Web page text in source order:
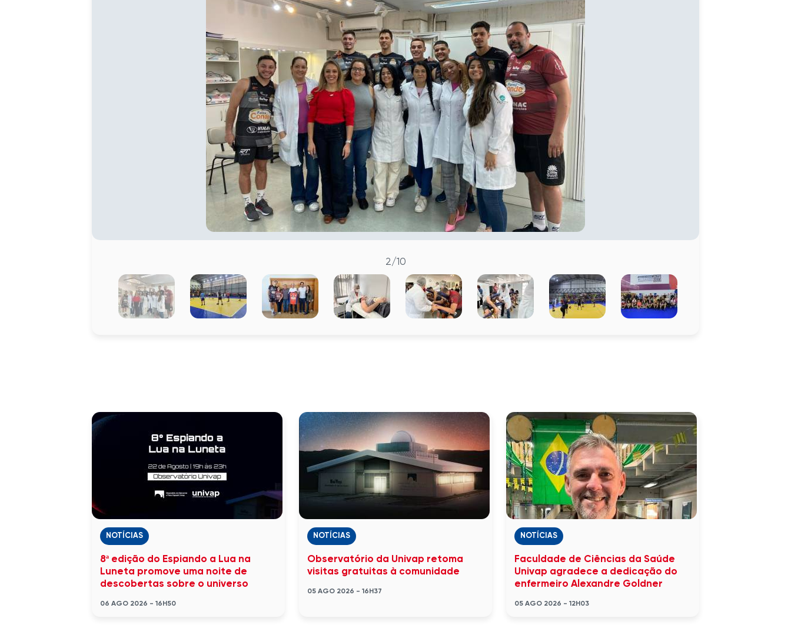
2/10
NOTÍCIAS
8ª edição do Espiando a Lua na
Luneta promove uma noite de
descobertas sobre o universo
06 AGO 2026 - 16H50
NOTÍCIAS
Observatório da Univap retoma
visitas gratuitas à comunidade
05 AGO 2026 - 16H37
NOTÍCIAS
Faculdade de Ciências da Saúde
Univap agradece a dedicação do
enfermeiro Alexandre Goldner
05 AGO 2026 - 12H03